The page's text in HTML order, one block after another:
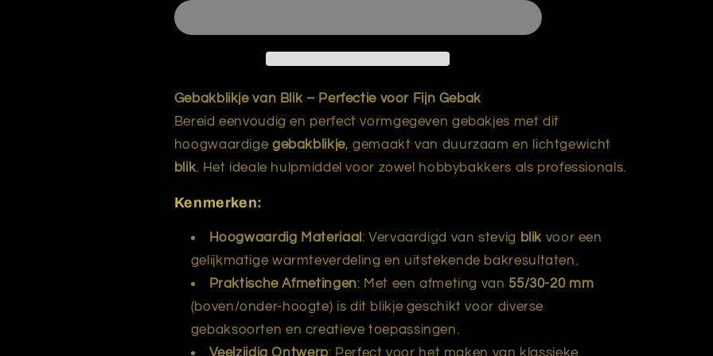
Gebakblikje van Blik – Perfectie voor Fijn Gebak
Bereid eenvoudig en perfect vormgegeven gebakjes met dit
hoogwaardige gebakblikje, gemaakt van duurzaam en lichtgewicht
blik. Het ideale hulpmiddel voor zowel hobbybakkers als professionals.
Kenmerken:
Hoogwaardig Materiaal : Vervaardigd van stevig blik voor een
gelijkmatige warmteverdeling en uitstekende bakresultaten.
Praktische Afmetingen: Met een afmeting van55/30-20 mm
(boven/onder-hoogte) is dit blikje geschikt voor diverse
gebaksoorten en creatieve toepassingen.
Veelzijdig Ontwerp: Perfect voor het maken van klassieke